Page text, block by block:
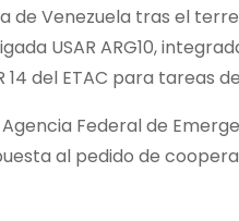
de Venezuela tras el
USAR ARG10,
del ETAC para tareas
Federal de
al pedido de